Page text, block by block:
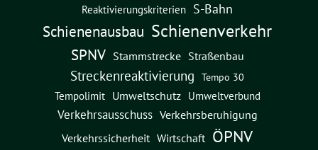
Reaktivierungskriterien S-Bahn
Schienenausbau Schienenverkehr
SPNV Stammstrecke Straßenbau
Streckenreaktivierung Tempo 30
Tempolimit Umweltschutz Umweltverbund
Verkehrsausschuss Verkehrsberuhigung
Verkehrssicherheit Wirtschaft ÖPNV